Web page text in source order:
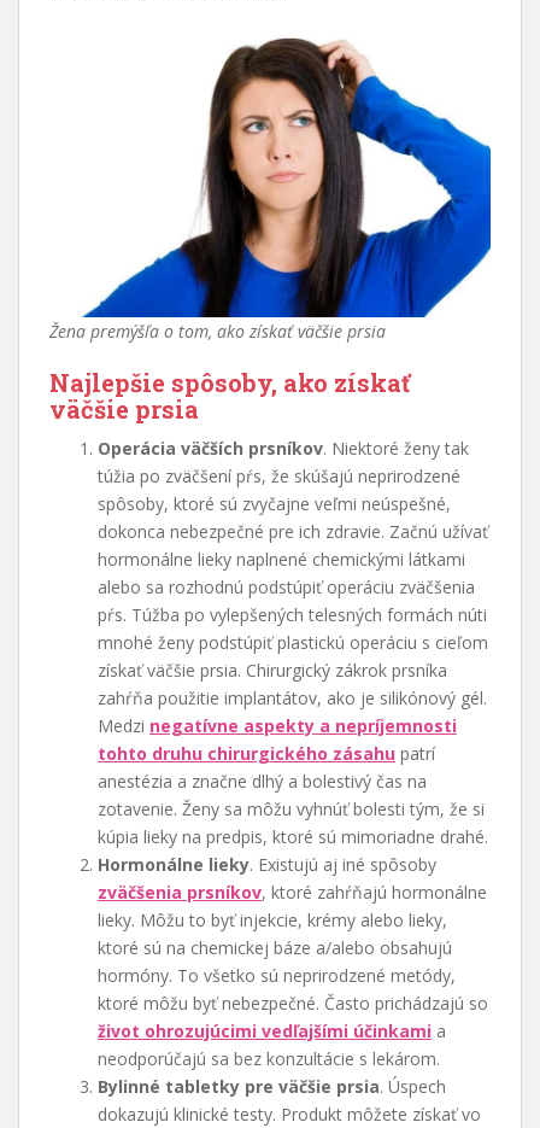
Žena premýšľa o tom, ako získať väčšie prsia
Najlepšie spôsoby, ako získať
väčšie prsia
Operácia väčších prsníkov. Niektoré ženy tak
túžia po zväčšení pŕs, že skúšajú neprirodzené
spôsoby, ktoré sú zvyčajne veľmi neúspešné,
dokonca nebezpečné pre ich zdravie. Začnú užívať
hormonálne lieky naplnené chemickými látkami
alebo sa rozhodnú podstúpiť operáciu zväčšenia
pŕs. Túžba po vylepšených telesných formách núti
mnohé ženy podstúpiť plastickú operáciu s cieľom
získať väčšie prsia. Chirurgický zákrok prsníka
zahŕňa použitie implantátov, ako je silikónový gél.
Medzi negatívne aspekty a nepríjemnosti
tohto druhu chirurgického zásahu patrí
anestézia a značne dlhý a bolestivý čas na
zotavenie. Ženy sa môžu vyhnúť bolesti tým, že si
kúpia lieky na predpis, ktoré sú mimoriadne drahé.
Hormonálne lieky. Existujú aj iné spôsoby
zväčšenia prsníkov, ktoré zahŕňajú hormonálne
lieky. Môžu to byť injekcie, krémy alebo lieky,
ktoré sú na chemickej báze a/alebo obsahujú
hormóny. To všetko sú neprirodzené metódy,
ktoré môžu byť nebezpečné. Často prichádzajú so
život ohrozujúcimi vedľajšími účinkami a
neodporúčajú sa bez konzultácie s lekárom.
Bylinné tabletky pre väčšie prsia. Úspech
dokazujú klinické testy. Produkt môžete získať vo